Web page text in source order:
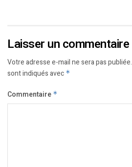
Laisser un commentaire
Votre adresse e-mail ne sera pas publiée.
sont indiqués avec *
Commentaire *